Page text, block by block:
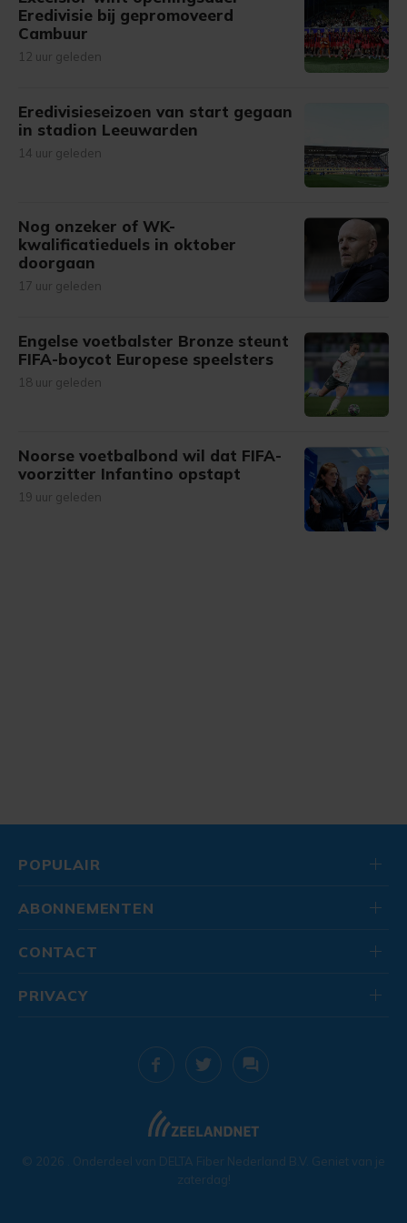
Eredivisie bij gepromoveerd
Cambuur
12 uur geleden
Eredivisieseizoen van start gegaan
in stadion Leeuwarden
14 uur geleden
Nog onzeker of WK-
kwalificatieduels in oktober
doorgaan
17 uur geleden
Engelse voetbalster Bronze steunt
FIFA-boycot Europese speelsters
18 uur geleden
Noorse voetbalbond wil dat FIFA-
voorzitter Infantino opstapt
19 uur geleden
POPULAIR
ABONNEMENTEN
CONTACT
© 2026 . Onderdeel van DELTA Fiber Nederland B.V. Geniet van je
zaterdag!
PRIVACY